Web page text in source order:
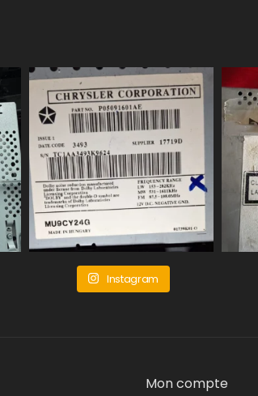
Instagram
Mon compte